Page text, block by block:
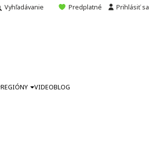
Vyhľadávanie Predplatné Prihlásiť sa
REGIÓNY VIDEOBLOG